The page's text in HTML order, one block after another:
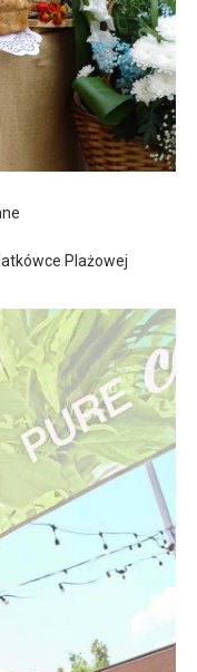
Plażowej